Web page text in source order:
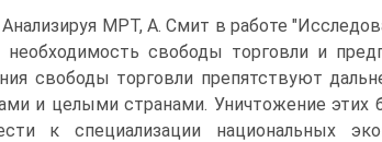
МРТ, А. Смит в работе
необходимость свободы торговли и
свободы торговли препятствуют
и целыми странами. Уничтожение этих
к специализации национальных